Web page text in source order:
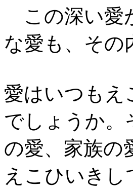
この深い愛
な愛も、その
愛はいつもえ
でしょうか。
の愛、家族の
えこひいき